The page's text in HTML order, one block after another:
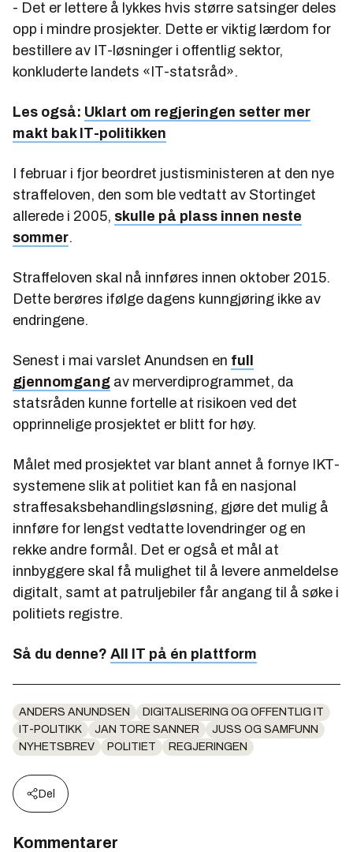
- Det er lettere å lykkes hvis større satsinger deles
opp i mindre prosjekter. Dette er viktig lærdom for
bestillere av IT-løsninger i offentlig sektor,
konkluderte landets «IT-statsråd».
Les også: Uklart om regjeringen setter mer
makt bak IT-politikken
I februar i fjor beordret justisministeren at den nye
straffeloven, den som ble vedtatt av Stortinget
allerede i 2005, skulle på plass innen neste
sommer.
Straffeloven skal nå innføres innen oktober 2015.
Dette berøres ifølge dagens kunngjøring ikke av
endringene.
Senest i mai varslet Anundsen en full
gjennomgang av merverdiprogrammet, da
statsråden kunne fortelle at risikoen ved det
opprinnelige prosjektet er blitt for høy.
Målet med prosjektet var blant annet å fornye IKT-
systemene slik at politiet kan få en nasjonal
straffesaksbehandlingsløsning, gjøre det mulig å
innføre for lengst vedtatte lovendringer og en
rekke andre formål. Det er også et mål at
innbyggere skal få mulighet til å levere anmeldelse
digitalt, samt at patruljebiler får angang til å søke i
politiets registre.
Så du denne? All IT på én plattform
ANDERS ANUNDSEN
DIGITALISERING OG OFFENTLIG IT
IT-POLITIKK
JAN TORE SANNER
JUSS OG SAMFUNN
NYHETSBREV
POLITIET REGJERINGEN
Del
Kommentarer